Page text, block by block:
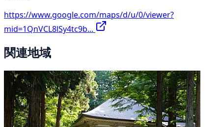
https://www.google.com/maps/d/u/0/viewer?
mid=1QnVCL8lSy4tc9b...
関連地域